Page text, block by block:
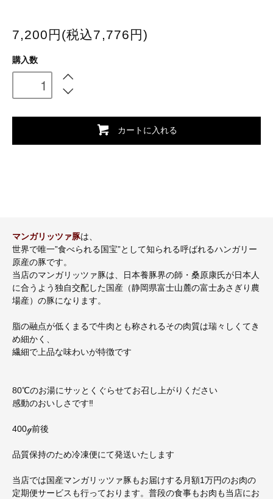
7,200円(税込7,776円)
購入数
カートに入れる
マンガリッツァ豚は、
世界で唯一”食べられる国宝”として知られる呼ばれるハンガリー
原産の豚です。
当店のマンガリッツァ豚は、日本養豚界の師・桑原康氏が日本人
に合うよう独自交配した国産（静岡県富士山麓の富士あさぎり農
場産）の豚になります。
脂の融点が低くまるで牛肉とも称されるその肉質は瑞々しくてき
め細かく、
繊細で上品な味わいが特徴です
80℃のお湯にサッとくぐらせてお召し上がりください
感動のおいしさです‼
400ℊ前後
品質保持のため冷凍便にて発送いたします
当店では国産マンガリッツァ豚もお届けする月額1万円のお肉の
定期便サービスも行っております。普段の食事もお肉も当店にお